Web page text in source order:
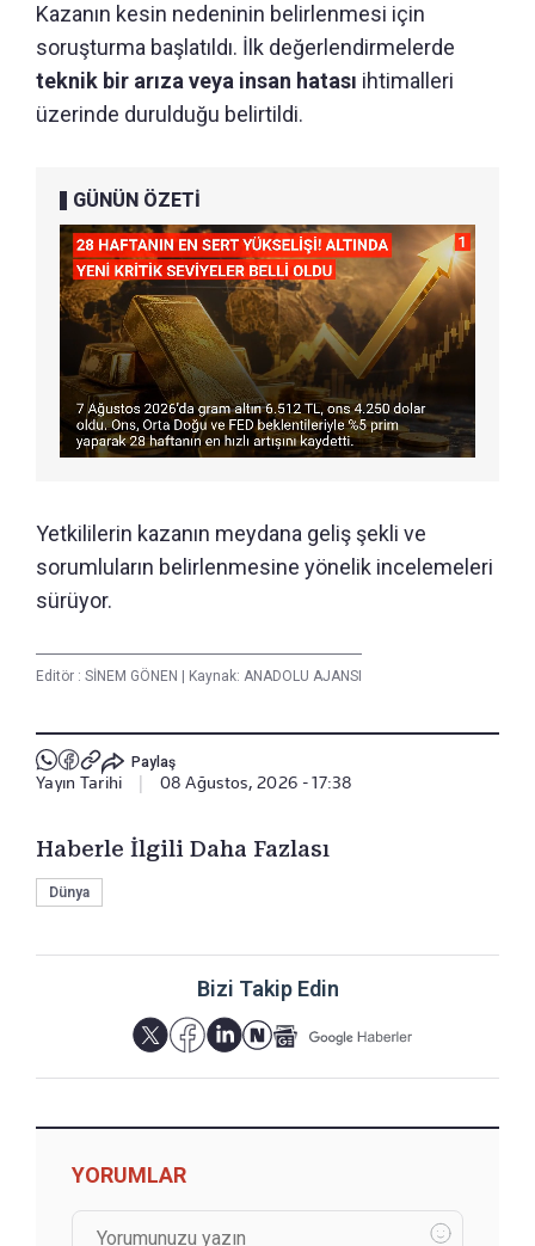
Kazanın kesin nedeninin belirlenmesi için
soruşturma başlatıldı. İlk değerlendirmelerde
teknik bir arıza veya insan hatası ihtimalleri
üzerinde durulduğu belirtildi.
GÜNÜN ÖZETİ
Yetkililerin kazanın meydana geliş şekli ve
sorumluların belirlenmesine yönelik incelemeleri
sürüyor.
Editör : SİNEM GÖNEN Kaynak: ANADOLU AJANSI
Paylaş
Yayın Tarihi 08 Ağustos, 2026 - 17:38
Haberle İlgili Daha Fazlası
Dünya
Bizi Takip Edin
YORUMLAR